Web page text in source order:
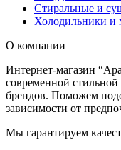
Стиральные и
Холодильники и
О компании
Интернет-магазин
современной
брендов. Поможем
зависимости от
Мы гарантируем